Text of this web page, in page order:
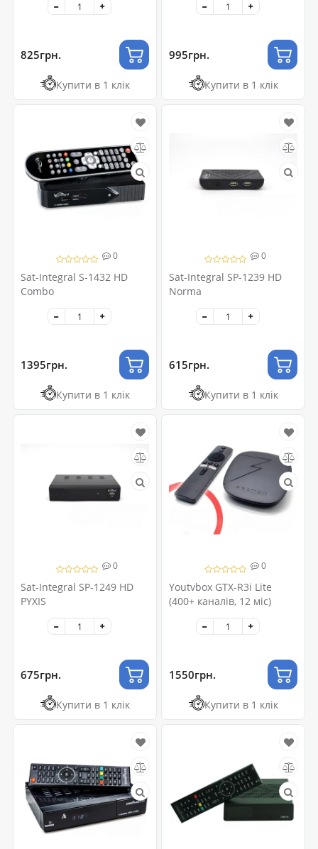
825грн.
Купити в 1 клік
995грн.
Купити в 1 клік
0
Sat-Integral S-1432 HD
Combo
1395грн.
Купити в 1 клік
0
Sat-Integral SP-1239 HD
Norma
615грн.
Купити в 1 клік
0
Sat-Integral SP-1249 HD
PYXIS
675грн.
Купити в 1 клік
0
Youtvbox GTX-R3i Lite
(400+ каналів, 12 міс)
1550грн.
Купити в 1 клік